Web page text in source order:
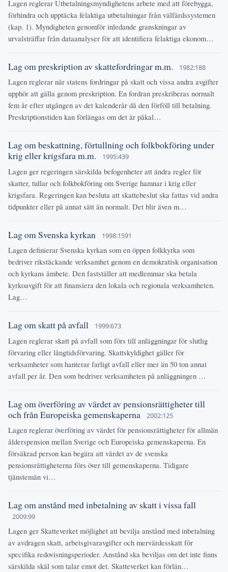
Lagen reglerar Utbetalningsmyndighetens arbete med att förebygga,
förhindra och upptäcka felaktiga utbetalningar från välfärdssystemen
(kap. 1). Myndigheten genomför inledande granskningar av
urvalsträffar från dataanalyser för att identifiera felaktiga ekonom…
Lag om preskription av skattefordringar m.m. 1982:188
Lagen reglerar när statens fordringar på skatt och vissa andra avgifter
upphör att gälla genom preskription. En fordran preskriberas normalt
fem år efter utgången av det kalenderår då den förföll till betalning.
Preskriptionstiden kan förlängas om det är påkal…
Lag om beskattning, förtullning och folkbokföring under
krig eller krigsfara m.m.
1995:439
Lagen ger regeringen särskilda befogenheter att ändra regler för
skatter, tullar och folkbokföring om Sverige hamnar i krig eller
krigsfara. Regeringen kan besluta att skattebeslut ska fattas vid andra
tidpunkter eller på annat sätt än normalt. Det blir även m…
Lag om Svenska kyrkan 1998:1591
Lagen definierar Svenska kyrkan som en öppen folkkyrka som
bedriver rikstäckande verksamhet genom en demokratisk organisation
och kyrkans ämbete. Den fastställer att medlemmar ska betala
kyrkoavgift för att finansiera den lokala och regionala verksamheten.
Lag…
Lag om skatt på avfall 1999:673
Lagen reglerar skatt på avfall som förs till anläggningar för slutlig
förvaring eller långtidsförvaring. Skattskyldighet gäller för
verksamheter som hanterar farligt avfall eller mer än 50 ton annat
avfall per år. Den som bedriver verksamheten på anläggningen …
Lag om överföring av värdet av pensionsrättigheter till
och från Europeiska gemenskaperna
2002:125
Lagen reglerar överföring av värdet för pensionsrättigheter för allmän
ålderspension mellan Sverige och Europeiska gemenskaperna. En
försäkrad person kan begära att värdet av de svenska
pensionsrättigheterna förs över till gemenskaperna. Tidigare
tjänstemän vi…
Lag om anstånd med inbetalning av skatt i vissa fall
2009:99
Lagen ger Skatteverket möjlighet att bevilja anstånd med inbetalning
av avdragen skatt, arbetsgivaravgifter och mervärdesskatt för
specifika redovisningsperioder. Anstånd ska beviljas om det inte finns
särskilda skäl som talar emot det. Skatteverket kan förlän…